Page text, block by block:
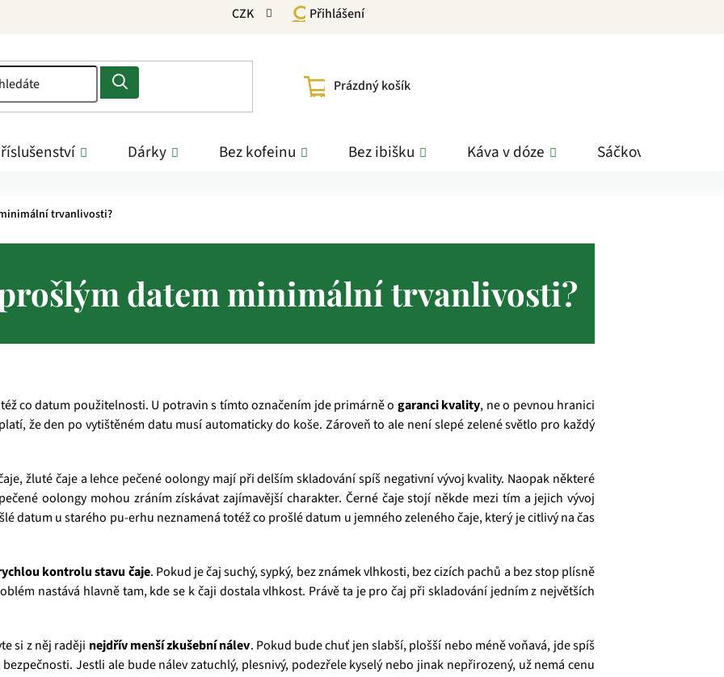
CZK Přihlášení
NÁKUPNÍ
Prázdný košík
Dárky Bez kofeinu Bez ibišku Káva v dóze Sáčkové čaje
trvanlivosti?
datem minimální trvanlivosti?
co datum použitelnosti. U potravin s tímto označením jde primárně o garanci kvality, ne o pevnou hranici
že den po vytištěném datu musí automaticky do koše. Zároveň to ale není slepé zelené světlo pro každý
žluté čaje a lehce pečené oolongy mají při delším skladování spíš negativní vývoj kvality. Naopak některé
oolongy mohou zráním získávat zajímavější charakter. Černé čaje stojí někde mezi tím a jejich vývoj
datum u starého pu-erhu neznamená totéž co prošlé datum u jemného zeleného čaje, který je citlivý na čas
kontrolu stavu čaje. Pokud je čaj suchý, sypký, bez známek vlhkosti, bez cizích pachů a bez stop plísně
nastává hlavně tam, kde se k čaji dostala vlhkost. Právě ta je pro čaj při skladování jedním z největších
si z něj raději nejdřív menší zkušební nálev. Pokud bude chuť jen slabší, plošší nebo méně voňavá, jde spíš
Jestli ale bude nálev zatuchlý, plesnivý, podezřele kyselý nebo jinak nepřirozený, už nemá cenu